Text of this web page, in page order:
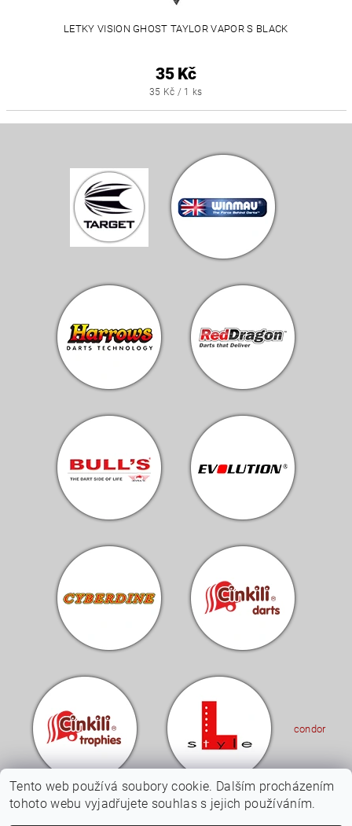
LETKY VISION GHOST TAYLOR VAPOR S BLACK
35 Kč
35 Kč / 1 ks
condor
Tento web používá soubory cookie. Dalším procházením
tohoto webu vyjadřujete souhlas s jejich používáním.